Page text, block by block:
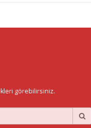
görebilirsiniz.